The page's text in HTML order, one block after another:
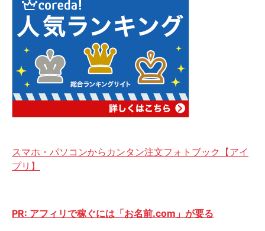
スマホ・パソコンからカンタン注文フォトブック【アイ
プリ】
PR: アフィリで稼ぐには「お名前.com」が要る